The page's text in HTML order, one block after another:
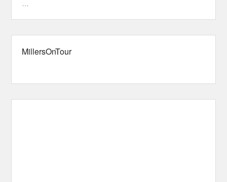
MillersOnTour